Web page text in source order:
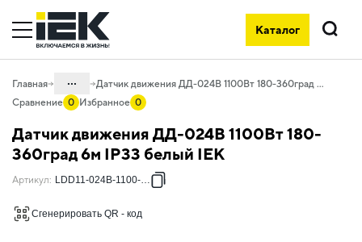
Каталог
Поиск
Главная ...
10. Светотехника
10.07 Управление освещением и
10.07.01 Датчики движения
Датчик движения ДД-024В 1100Вт 180-360град 6м IP33 белый IEK
Сравнение 0 Избранное 0
Датчик движения ДД-024В 1100Вт 180-
360град 6м IP33 белый IEK
Артикул: LDD11-024B-1100-001
Сгенерировать QR - код